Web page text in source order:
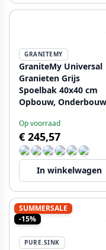
GRANITEMY
GraniteMy Universal
Granieten Grijs
Spoelbak 40x40 cm
Opbouw, Onderbouw
Plug 1208970751
Op voorraad
€ 245,57
In winkelwagen
SUMMERSALE
-15%
PURE.SINK